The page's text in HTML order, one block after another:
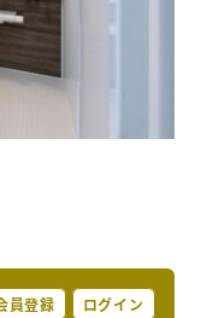
員登録 ログイン